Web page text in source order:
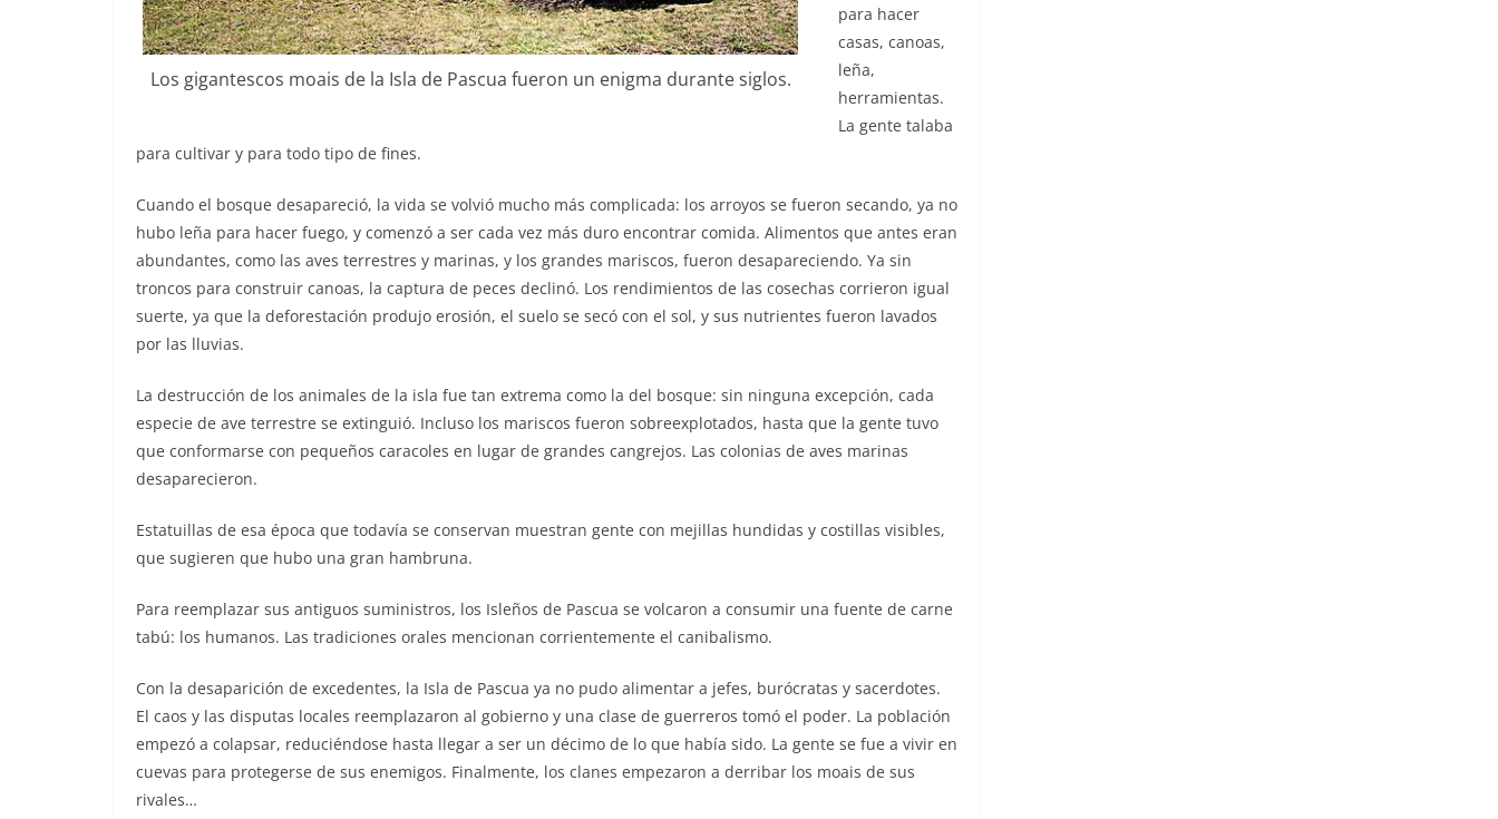
Los gigantescos moais de la Isla de Pascua fueron un enigma durante siglos.
para hacer
casas, canoas,
leña,
herramientas.
La gente talaba
para cultivar y para todo tipo de fines.
Cuando el bosque desapareció, la vida se volvió mucho más complicada: los arroyos se fueron secando, ya no
hubo leña para hacer fuego, y comenzó a ser cada vez más duro encontrar comida. Alimentos que antes eran
abundantes, como las aves terrestres y marinas, y los grandes mariscos, fueron desapareciendo. Ya sin
troncos para construir canoas, la captura de peces declinó. Los rendimientos de las cosechas corrieron igual
suerte, ya que la deforestación produjo erosión, el suelo se secó con el sol, y sus nutrientes fueron lavados
por las lluvias.
La destrucción de los animales de la isla fue tan extrema como la del bosque: sin ninguna excepción, cada
especie de ave terrestre se extinguió. Incluso los mariscos fueron sobreexplotados, hasta que la gente tuvo
que conformarse con pequeños caracoles en lugar de grandes cangrejos. Las colonias de aves marinas
desaparecieron.
Estatuillas de esa época que todavía se conservan muestran gente con mejillas hundidas y costillas visibles,
que sugieren que hubo una gran hambruna.
Para reemplazar sus antiguos suministros, los Isleños de Pascua se volcaron a consumir una fuente de carne
tabú: los humanos. Las tradiciones orales mencionan corrientemente el canibalismo.
Con la desaparición de excedentes, la Isla de Pascua ya no pudo alimentar a jefes, burócratas y sacerdotes.
El caos y las disputas locales reemplazaron al gobierno y una clase de guerreros tomó el poder. La población
empezó a colapsar, reduciéndose hasta llegar a ser un décimo de lo que había sido. La gente se fue a vivir en
cuevas para protegerse de sus enemigos. Finalmente, los clanes empezaron a derribar los moais de sus
rivales…